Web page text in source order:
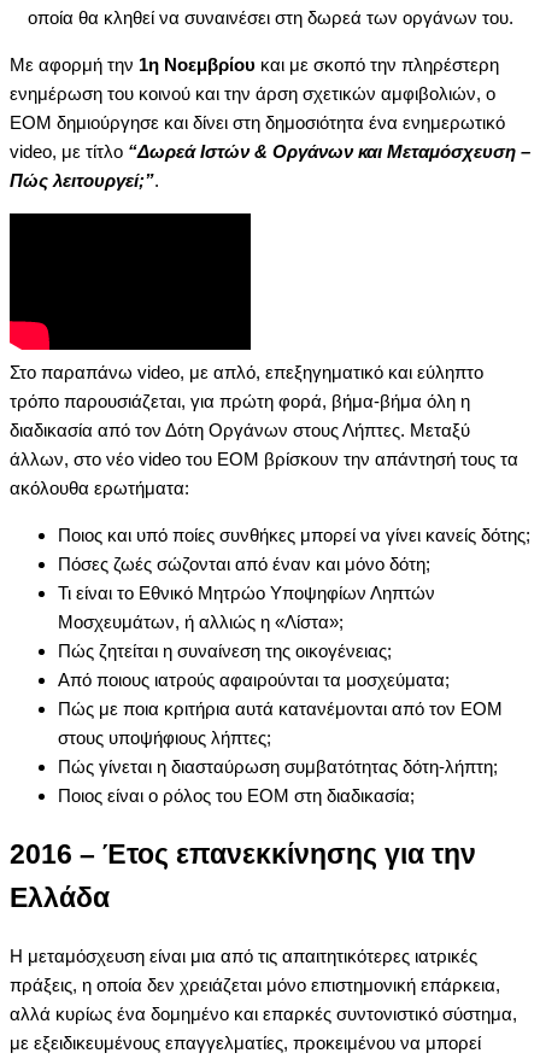
οποία θα κληθεί να συναινέσει στη δωρεά των οργάνων του.
Με αφορμή την 1η Νοεμβρίου και με σκοπό την πληρέστερη
ενημέρωση του κοινού και την άρση σχετικών αμφιβολιών, ο
ΕΟΜ δημιούργησε και δίνει στη δημοσιότητα ένα ενημερωτικό
video, με τίτλο “Δωρεά Ιστών & Οργάνων και Μεταμόσχευση –
Πώς λειτουργεί;”.
Στο παραπάνω video, με απλό, επεξηγηματικό και εύληπτο
τρόπο παρουσιάζεται, για πρώτη φορά, βήμα-βήμα όλη η
διαδικασία από τον Δότη Οργάνων στους Λήπτες. Μεταξύ
άλλων, στο νέο video του ΕΟΜ βρίσκουν την απάντησή τους τα
ακόλουθα ερωτήματα:
Ποιος και υπό ποίες συνθήκες μπορεί να γίνει κανείς δότης;
Πόσες ζωές σώζονται από έναν και μόνο δότη;
Τι είναι το Εθνικό Μητρώο Υποψηφίων Ληπτών
Μοσχευμάτων, ή αλλιώς η «Λίστα»;
Πώς ζητείται η συναίνεση της οικογένειας;
Από ποιους ιατρούς αφαιρούνται τα μοσχεύματα;
Πώς με ποια κριτήρια αυτά κατανέμονται από τον ΕΟΜ
στους υποψήφιους λήπτες;
Πώς γίνεται η διασταύρωση συμβατότητας δότη-λήπτη;
Ποιος είναι ο ρόλος του ΕΟΜ στη διαδικασία;
2016 – Έτος επανεκκίνησης για την
Ελλάδα
Η μεταμόσχευση είναι μια από τις απαιτητικότερες ιατρικές
πράξεις, η οποία δεν χρειάζεται μόνο επιστημονική επάρκεια,
αλλά κυρίως ένα δομημένο και επαρκές συντονιστικό σύστημα,
με εξειδικευμένους επαγγελματίες, προκειμένου να μπορεί